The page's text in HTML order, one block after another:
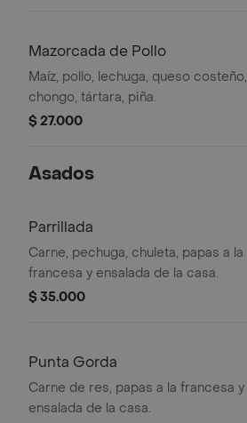
Mazorcada de Pollo
Maíz, pollo, lechuga, queso costeño,
chongo, tártara, piña.
$ 27.000
Asados
Parrillada
Carne, pechuga, chuleta, papas a la
francesa y ensalada de la casa.
$ 35.000
Punta Gorda
Carne de res, papas a la francesa y
ensalada de la casa.